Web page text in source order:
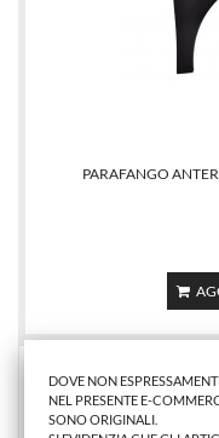
PARAFANGO
DOVE NON
NEL PRESENTE E-
SONO ORIGINALI.